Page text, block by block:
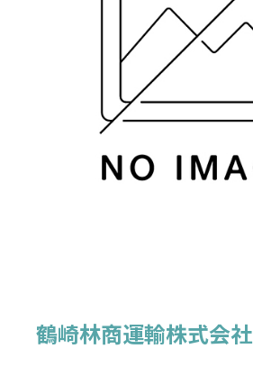
鶴崎林商運輸株式会社